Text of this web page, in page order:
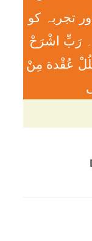
تجربہ کو
۔ رَبِّ اشْرَحْ
عُقْدة مِنْ